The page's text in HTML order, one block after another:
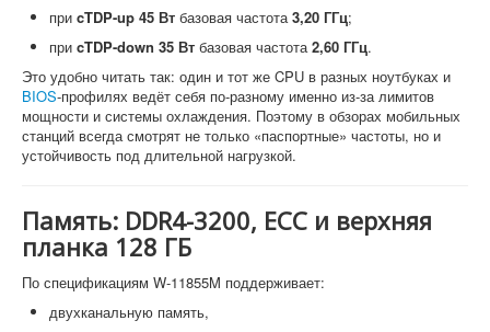
при cTDP-up 45 Вт базовая частота3,20 ГГц;
при cTDP-down 35 Вт базовая частота2,60 ГГц.
Это удобно читать так: один и тот же CPU в разных ноутбуках и
BIOS-профилях ведёт себя по-разному именно из-за лимитов
мощности и системы охлаждения. Поэтому в обзорах мобильных
станций всегда смотрят не только «паспортные» частоты, но и
устойчивость под длительной нагрузкой.
Память: DDR4-3200, ECC и верхняя
планка 128 ГБ
По спецификациям W-11855M поддерживает:
двухканальную память,